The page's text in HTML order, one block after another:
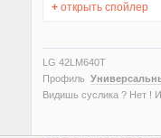
+ открыть спойлер
LG 42LM640T
Профиль
Видишь суслика ? Нет !